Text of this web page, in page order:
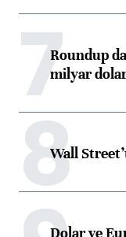
7Roundup
milyar
8
Wall
Dolar ve